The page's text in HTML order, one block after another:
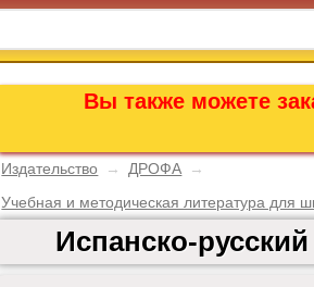
Вы также можете
Издательство → ДРОФА
→
Учебная и методическая литература для
Испанско-